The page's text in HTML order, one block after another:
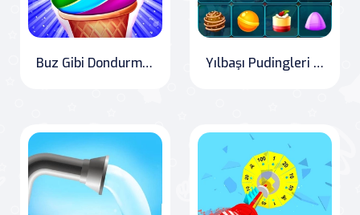
Buz Gibi Dondurma! Buzlu tatlı Yılbaşı Pudingleri Eşleştirme